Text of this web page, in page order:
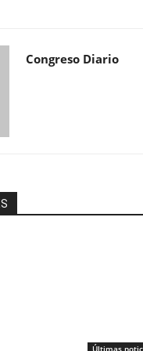
Congreso Diario
Últimas